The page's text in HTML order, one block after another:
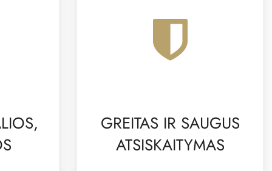
GREITAS IR SAUGUS
ATSISKAITYMAS